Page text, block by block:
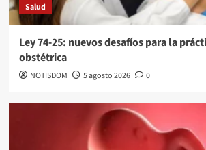
Salud
Ley 74-25: nuevos desafíos para la
obstétrica
NOTISDOM 5 agosto 2026 0